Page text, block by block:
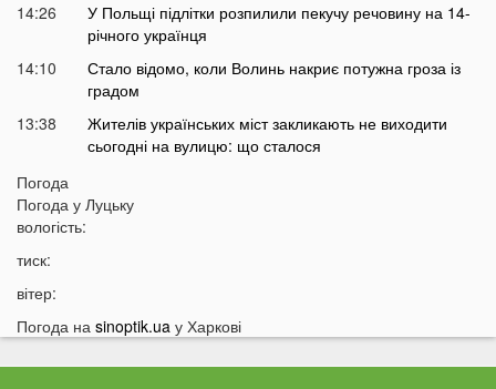
14:26
У Польщі підлітки розпилили пекучу речовину на 14-
річного українця
14:10
Стало відомо, коли Волинь накриє потужна гроза із
градом
13:38
Жителів українських міст закликають не виходити
сьогодні на вулицю: що сталося
13:17
РФ
13:03
кого хочуть призивати першими
12:08
Ціна здивує українців: чи буде пальне по 100 гривень
Погода
Погода у Луцьку
вологість:
тиск:
вітер:
Погода на sinoptik.ua у Харкові